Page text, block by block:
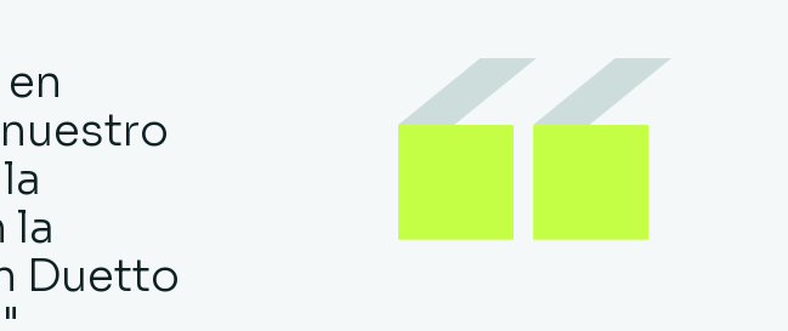
la
Duetto